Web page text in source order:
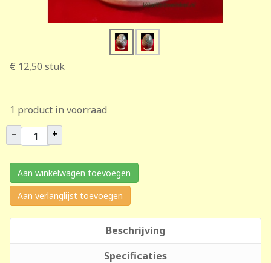
€ 12,50 stuk
1 product in voorraad
– +
Aan winkelwagen toevoegen
Aan verlanglijst toevoegen
Beschrijving
Specificaties